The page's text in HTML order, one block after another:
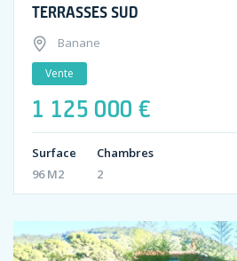
TERRASSES SUD
Banane
Vente
1 125 000 €
Surface
96 M2
Chambres
2